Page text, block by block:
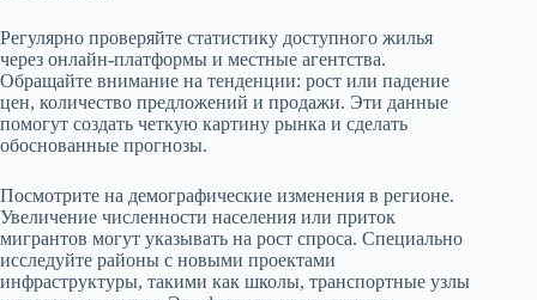
Регулярно проверяйте статистику доступного жилья
через онлайн-платформы и местные агентства.
Обращайте внимание на тенденции: рост или падение
цен, количество предложений и продажи. Эти данные
помогут создать четкую картину рынка и сделать
обоснованные прогнозы.
Посмотрите на демографические изменения в регионе.
Увеличение численности населения или приток
мигрантов могут указывать на рост спроса. Специально
исследуйте районы с новыми проектами
инфраструктуры, такими как школы, транспортные узлы